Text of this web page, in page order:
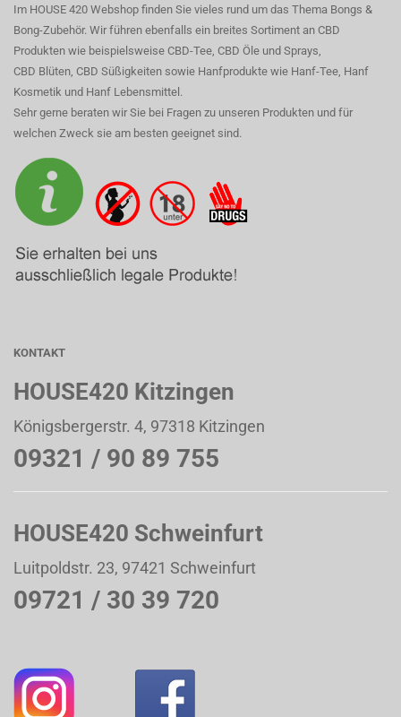
Im HOUSE 420 Webshop finden Sie vieles rund um das Thema Bongs &
Bong-Zubehör. Wir führen ebenfalls ein breites Sortiment an CBD
Produkten wie beispielsweise CBD-Tee, CBD Öle und Sprays,
CBD Blüten, CBD Süßigkeiten sowie Hanfprodukte wie Hanf-Tee, Hanf
Kosmetik und Hanf Lebensmittel.
Sehr gerne beraten wir Sie bei Fragen zu unseren Produkten und für
welchen Zweck sie am besten geeignet sind.
KONTAKT
HOUSE420 Kitzingen
Königsbergerstr. 4, 97318 Kitzingen
09321 / 90 89 755
HOUSE420 Schweinfurt
Luitpoldstr. 23, 97421 Schweinfurt
09721 / 30 39 720